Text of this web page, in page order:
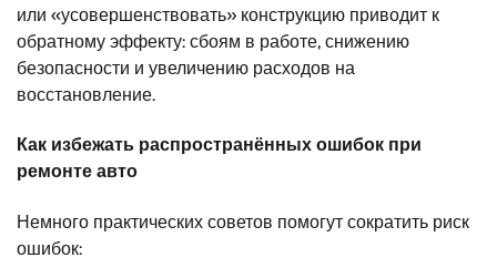
или «усовершенствовать» конструкцию приводит к
обратному эффекту: сбоям в работе, снижению
безопасности и увеличению расходов на
восстановление.
Как избежать распространённых ошибок при
ремонте авто
Немного практических советов помогут сократить риск
ошибок: